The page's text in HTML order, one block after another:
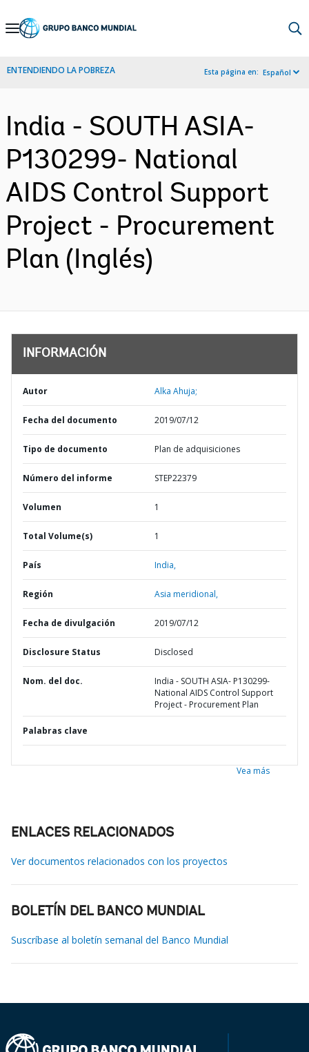
Skip
Navigation
ENTENDIENDO LA POBREZA Esta página en: Español
India - SOUTH ASIA-
P130299- National
AIDS Control Support
Project - Procurement
Plan (Inglés)
INFORMACIÓN
Autor Alka Ahuja;
Fecha del documento 2019/07/12
Tipo de documento Plan de adquisiciones
Número del informe STEP22379
Volumen 1
Total Volume(s) 1
País India,
Región Asia meridional,
Fecha de divulgación 2019/07/12
Disclosure Status Disclosed
Nom. del doc.
India - SOUTH ASIA- P130299-
National AIDS Control Support
Project - Procurement Plan
Palabras clave
Vea más
ENLACES RELACIONADOS
Ver documentos relacionados con los proyectos
BOLETÍN DEL BANCO MUNDIAL
Suscríbase al boletín semanal del Banco Mundial